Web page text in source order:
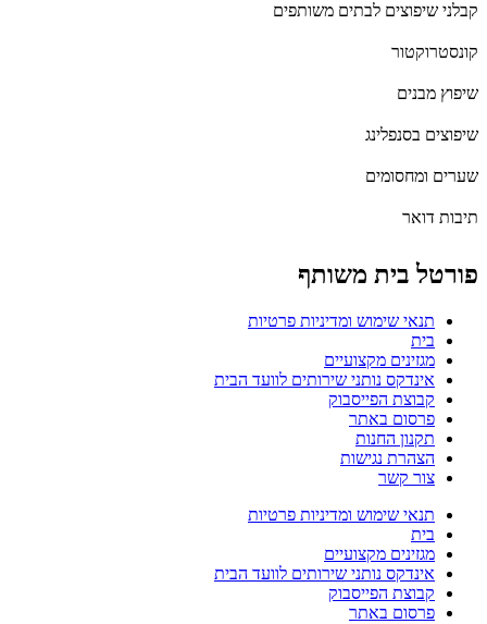
קבלני שיפוצים לבתים משותפים
קונסטרוקטור
שיפוץ מבנים
שיפוצים בסנפלינג
שערים ומחסומים
תיבות דואר
פורטל בית משותף
תנאי שימוש ומדיניות פרטיות
בית
מגזינים מקצועיים
אינדקס נותני שירותים לוועד הבית
קבוצת הפייסבוק
פרסום באתר
תקנון החנות
הצהרת נגישות
צור קשר
תנאי שימוש ומדיניות פרטיות
בית
מגזינים מקצועיים
אינדקס נותני שירותים לוועד הבית
קבוצת הפייסבוק
פרסום באתר